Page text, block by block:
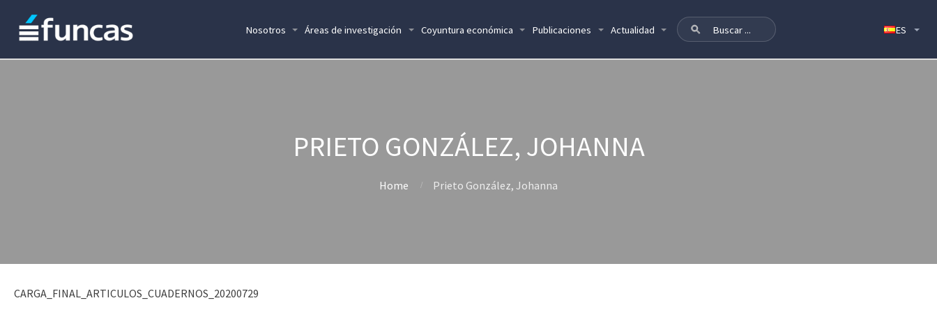
Nosotros Áreas de investigación Coyuntura económica Publicaciones Actualidad
PRIETO GONZÁLEZ, JOHANNA
Home Prieto González, Johanna
CARGA_FINAL_ARTICULOS_CUADERNOS_20200729